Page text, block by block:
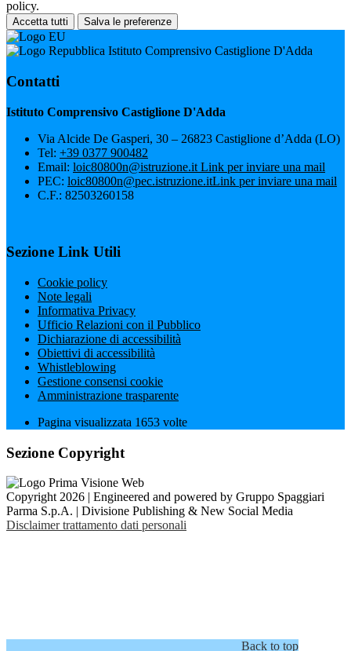
policy.
Accetta tutti Salva le preferenze
Istituto Comprensivo Castiglione D'Adda
Contatti
Istituto Comprensivo Castiglione D'Adda
Via Alcide De Gasperi, 30 – 26823 Castiglione d’Adda (LO)
Tel: +39 0377 900482
Email: loic80800n@istruzione.it Link per inviare una mail
PEC: loic80800n@pec.istruzione.itLink per inviare una mail
C.F.: 82503260158
Sezione Link Utili
Cookie policy
Note legali
Informativa Privacy
Ufficio Relazioni con il Pubblico
Dichiarazione di accessibilità
Obiettivi di accessibilità
Whistleblowing
Gestione consensi cookie
Amministrazione trasparente
Pagina visualizzata 1653 volte
Sezione Copyright
Copyright 2026 | Engineered and powered by Gruppo Spaggiari
Parma S.p.A. | Divisione Publishing & New Social Media
Disclaimer trattamento dati personali
Back to top